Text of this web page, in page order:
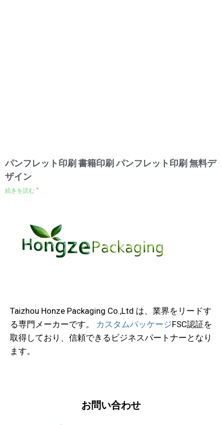
パンフレット印刷 書籍印刷 パンフレット印刷 無料デ
ザイン
続きを読む "
Taizhou Honze Packaging Co.,Ltd は、業界をリードす
る専門メーカーです。 カスタムパッケージFSC認証を
取得しており、信頼できるビジネスパートナーとなり
ます。
お問い合わせ